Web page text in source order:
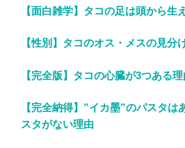
【面白雑学】タコの足は頭から生
【性別】タコのオス・メスの見分
【完全版】タコの心臓が3つある
【完全納得】”イカ墨”のパスタは
スタがない理由